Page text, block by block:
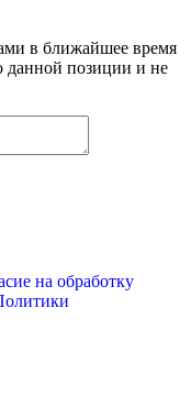
в ближайшее время
данной позиции и не
на обработку